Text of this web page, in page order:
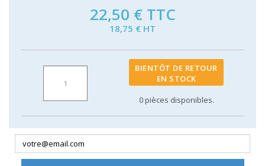
22,50 € TTC
18,75 € HT
BIENTÔT DE RETOUR
EN STOCK
0pièces disponibles.